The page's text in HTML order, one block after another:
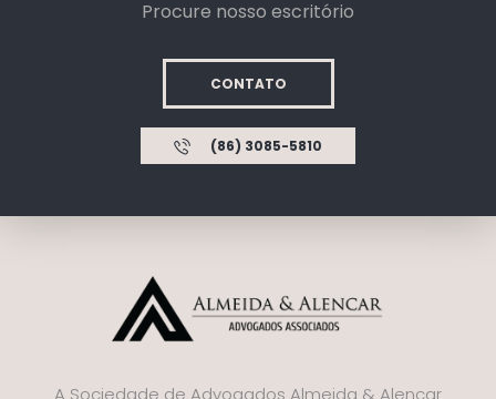
Procure nosso escritório
CONTATO
(86) 3085-5810
A Sociedade de Advogados Almeida & Alencar